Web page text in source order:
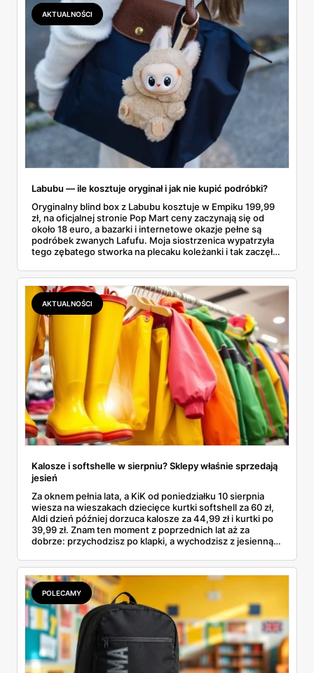
dokładnie dostajemy za te pieniądze i komu taka rakieta
faktycznie wystarczy.
AKTUALNOŚCI
Labubu — ile kosztuje oryginał i jak nie kupić podróbki?
Oryginalny blind box z Labubu kosztuje w Empiku 199,99
zł, na oficjalnej stronie Pop Mart ceny zaczynają się od
około 18 euro, a bazarki i internetowe okazje pełne są
podróbek zwanych Lafufu. Moja siostrzenica wypatrzyła
tego zębatego stworka na plecaku koleżanki i tak zaczęło
kosztuje i po czym poznać, że sprzedawca nie wciska nam
podróbki. Spisałam wszystko, czego się dowiedziałam —
łącznie z jedną wpadką, o której za chwilę.
AKTUALNOŚCI
Kalosze i softshelle w sierpniu? Sklepy właśnie sprzedają
jesień
Za oknem pełnia lata, a KiK od poniedziałku 10 sierpnia
wiesza na wieszakach dziecięce kurtki softshell za 60 zł,
Aldi dzień później dorzuca kalosze za 44,99 zł i kurtki po
39,99 zł. Znam ten moment z poprzednich lat aż za
dobrze: przychodzisz po klapki, a wychodzisz z jesienną
pojawi się w gazetkach w przyszłym tygodniu i czy jest
sens kupować jesień, zanim skończą się wakacje.
POLECAMY